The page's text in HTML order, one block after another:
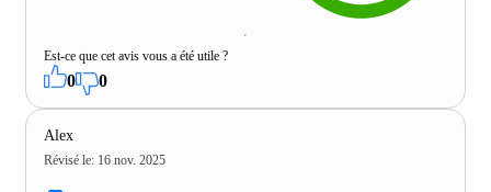
Est-ce que cet avis vous a été utile ?
0 0
Alex
Révisé le: 16 nov. 2025